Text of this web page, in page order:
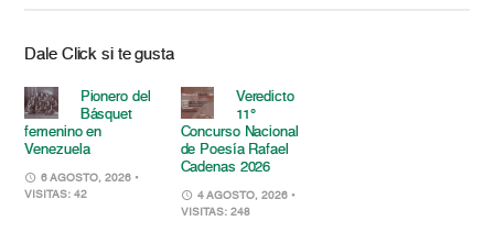
Dale Click si te gusta
Pionero del
Básquet
femenino en
Venezuela
6 AGOSTO, 2026 •
VISITAS: 42
Veredicto
11°
Concurso Nacional
de Poesía Rafael
Cadenas 2026
4 AGOSTO, 2026 •
VISITAS: 248